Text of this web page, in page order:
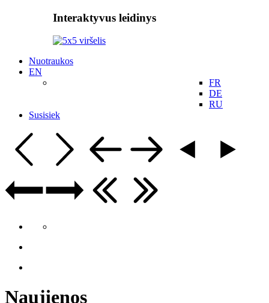
Interaktyvus leidinys
Nuotraukos
EN
FR
DE
RU
Susisiek
Naujienos